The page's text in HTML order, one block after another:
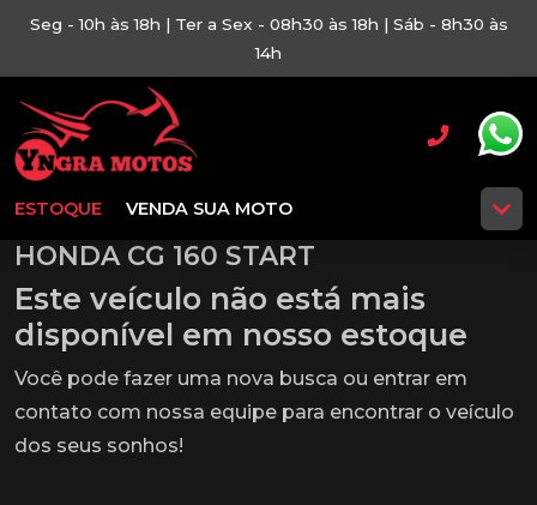
Seg - 10h às 18h | Ter a Sex - 08h30 às 18h | Sáb - 8h30 às
14h
ESTOQUE VENDA SUA MOTO
HONDA CG 160 START
Este veículo não está mais
disponível em nosso estoque
Você pode fazer uma nova busca ou entrar em
contato com nossa equipe para encontrar o veículo
dos seus sonhos!